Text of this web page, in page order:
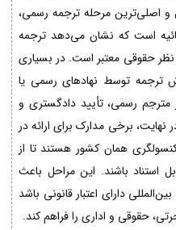
و اصلی‌ترین مرحله ترجمه رسمی،
است که نشان می‌دهد ترجمه
حقوقی معتبر است. در بسیاری
ترجمه توسط نهادهای رسمی یا
مترجم رسمی، تأیید دادگستری و
نهایت، برخی مدارک برای ارائه در
همان کشور هستند تا از
استناد باشند. این مراحل باعث
دارای اعتبار قانونی باشد
حقوقی و اداری را فراهم کند.